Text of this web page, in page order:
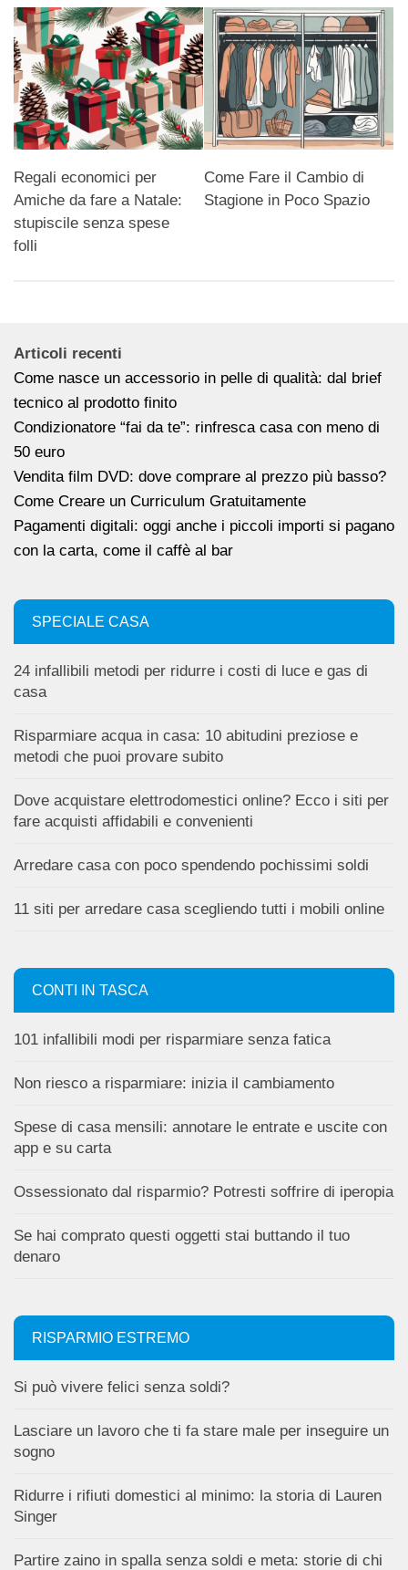
Regali economici per
Amiche da fare a Natale:
stupiscile senza spese
folli
Come Fare il Cambio di
Stagione in Poco Spazio
Articoli recenti
Come nasce un accessorio in pelle di qualità: dal brief
tecnico al prodotto finito
Condizionatore “fai da te”: rinfresca casa con meno di
50 euro
Vendita film DVD: dove comprare al prezzo più basso?
Come Creare un Curriculum Gratuitamente
Pagamenti digitali: oggi anche i piccoli importi si pagano
con la carta, come il caffè al bar
SPECIALE CASA
24 infallibili metodi per ridurre i costi di luce e gas di
casa
Risparmiare acqua in casa: 10 abitudini preziose e
metodi che puoi provare subito
Dove acquistare elettrodomestici online? Ecco i siti per
fare acquisti affidabili e convenienti
Arredare casa con poco spendendo pochissimi soldi
11 siti per arredare casa scegliendo tutti i mobili online
CONTI IN TASCA
101 infallibili modi per risparmiare senza fatica
Non riesco a risparmiare: inizia il cambiamento
Spese di casa mensili: annotare le entrate e uscite con
app e su carta
Ossessionato dal risparmio? Potresti soffrire di iperopia
Se hai comprato questi oggetti stai buttando il tuo
denaro
RISPARMIO ESTREMO
Si può vivere felici senza soldi?
Lasciare un lavoro che ti fa stare male per inseguire un
sogno
Ridurre i rifiuti domestici al minimo: la storia di Lauren
Singer
Partire zaino in spalla senza soldi e meta: storie di chi